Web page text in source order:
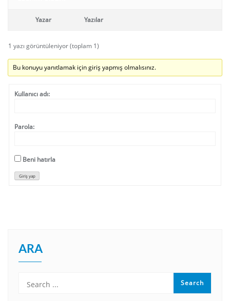
Yazar Yazılar
1 yazı görüntüleniyor (toplam 1)
Bu konuyu yanıtlamak için giriş yapmış olmalısınız.
Kullanıcı adı:
Parola:
Beni hatırla
Giriş yap
ARA